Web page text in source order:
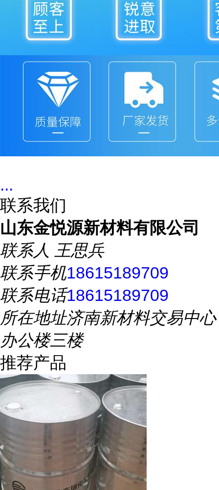
...
联系我们
山东金悦源新材料有限公司
联系人 王思兵
联系手机18615189709
联系电话18615189709
所在地址济南新材料交易中心
办公楼三楼
推荐产品